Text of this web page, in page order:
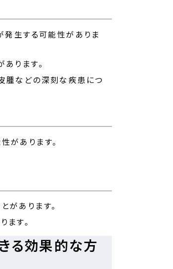
発生する可能性がありま
ります。
腫などの深刻な疾患につ
があります。
があります。
す。
る効果的な方